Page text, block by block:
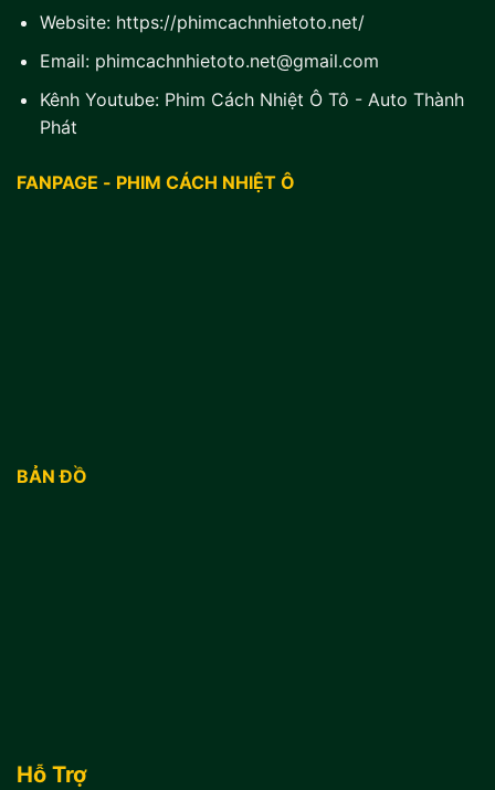
Website: https://phimcachnhietoto.net/
Email: phimcachnhietoto.net@gmail.com
Kênh Youtube: Phim Cách Nhiệt Ô Tô - Auto Thành
Phát
FANPAGE - PHIM CÁCH NHIỆT Ô
BẢN ĐỒ
Hỗ Trợ